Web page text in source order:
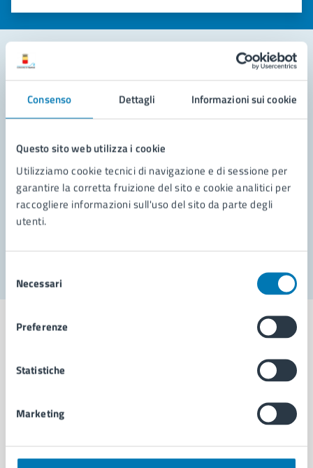
Consenso Dettagli Informazioni sui cookie
Questo sito web utilizza i cookie
Utilizziamo cookie tecnici di navigazione e di sessione per
garantire la corretta fruizione del sito e cookie analitici per
raccogliere informazioni sull'uso del sito da parte degli
utenti.
delNecessari
Preferenze
Statistiche
Marketing
Valuta 5 stelle su 5
Valuta 4 stelle su 5
Valuta 3 stelle su 5
Valuta 2 stelle su 5
Valuta 1 stelle su 5
Leggi le domande frequenti
Richiedi assistenza
Prenota appuntamento
Problemi in città
Comune di Napoli
AMMINISTRAZIONE
Organi di governo